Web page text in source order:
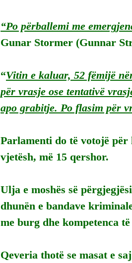
“Po përballemi me
Gunar Stormer (Gunnar
“Vitin e kaluar, 52 fëmijë
për vrasje ose tentativë
apo grabitje. Po flasim për
Parlamenti do të votojë
vjetësh, më 15 qershor.
Ulja e moshës së
dhunën e bandave
me burg dhe kompetenca
Qeveria thotë se masat e